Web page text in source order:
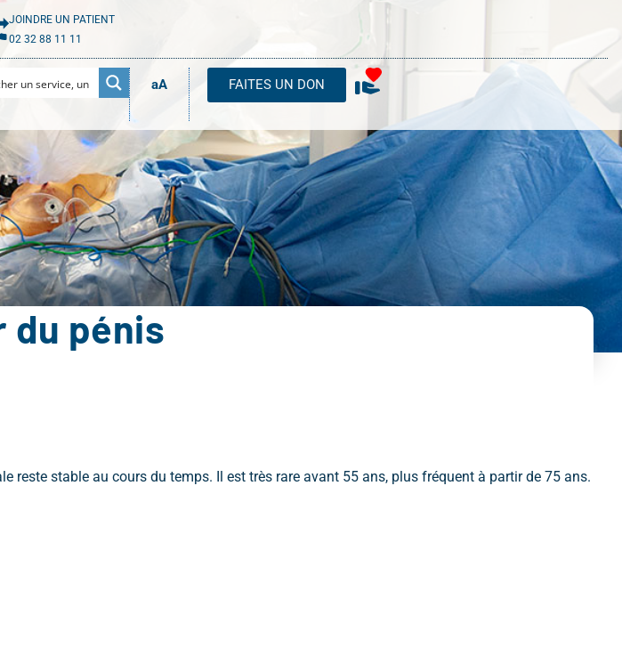
JOINDRE UN PATIENT
02 32 88 11 11
aA FAITES UN DON
du pénis
reste stable au cours du temps. Il est très rare avant 55 ans, plus fréquent à partir de 75 ans.